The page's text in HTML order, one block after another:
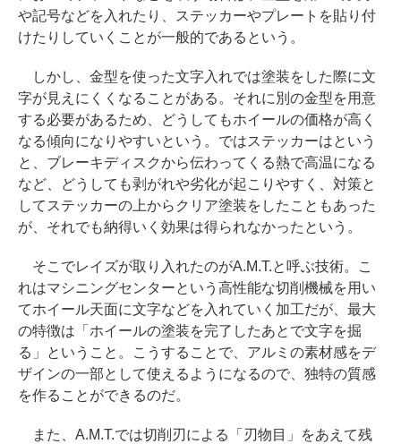
や記号などを入れたり、ステッカーやプレートを貼り付
けたりしていくことが一般的であるという。
しかし、金型を使った文字入れでは塗装をした際に文
字が見えにくくなることがある。それに別の金型を用意
する必要があるため、どうしてもホイールの価格が高く
なる傾向になりやすいという。ではステッカーはという
と、ブレーキディスクから伝わってくる熱で高温になる
など、どうしても剥がれや劣化が起こりやすく、対策と
してステッカーの上からクリア塗装をしたこともあった
が、それでも納得いく効果は得られなかったという。
そこでレイズが取り入れたのがA.M.T.と呼ぶ技術。こ
れはマシニングセンターという高性能な切削機械を用い
てホイール天面に文字などを入れていく加工だが、最大
の特徴は「ホイールの塗装を完了したあとで文字を掘
る」ということ。こうすることで、アルミの素材感をデ
ザインの一部として使えるようになるので、独特の質感
を作ることができるのだ。
また、A.M.T.では切削刃による「刃物目」をあえて残